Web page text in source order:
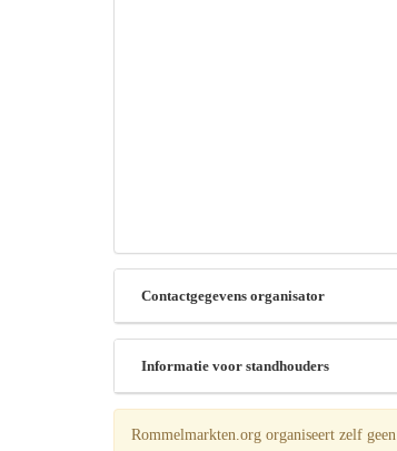
Contactgegevens organisator
Informatie voor standhouders
Rommelmarkten.org organiseert zelf